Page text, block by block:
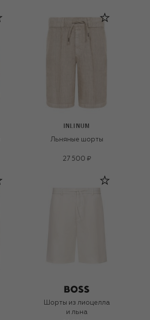
INLINUM
Льняные шорты
27 500 ₽
Шорты из лиоцелла
и льна